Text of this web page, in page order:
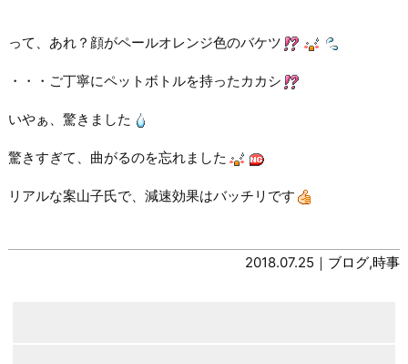
って、あれ？顔がペールオレンジ色のバケツ
・・・ご丁寧にペットボトルを持ったカカシ
いやぁ、驚きました
驚きすぎて、曲がるのを忘れました
リアルな案山子氏で、減速効果はバッチリです
2018.07.25｜ ブログ,時事